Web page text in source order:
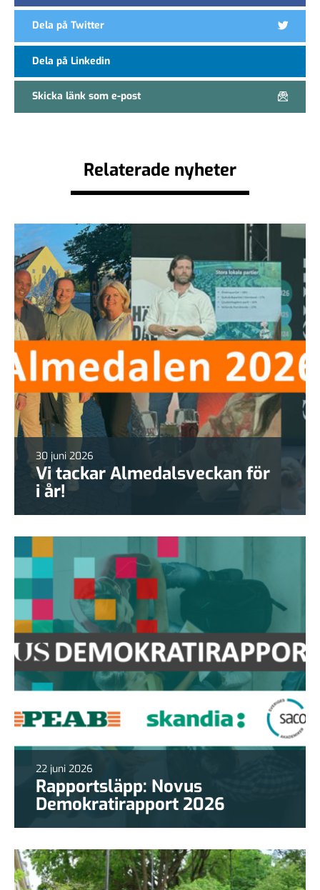
Dela på Twitter
Dela på Linkedin
Skicka länk som e-post
Relaterade nyheter
30 juni 2026
Vi tackar Almedalsveckan för
i år!
22 juni 2026
Rapportsläpp: Novus
Demokratirapport 2026